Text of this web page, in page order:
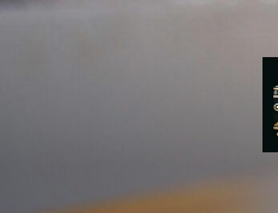
Aller